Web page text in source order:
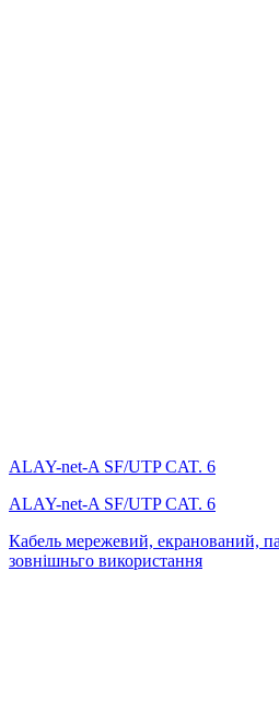
ALAY-net-A SF/UTP CAT. 6
ALAY-net-A SF/UTP CAT. 6
Кабель мережевий, екранований,
зовнішньго використання